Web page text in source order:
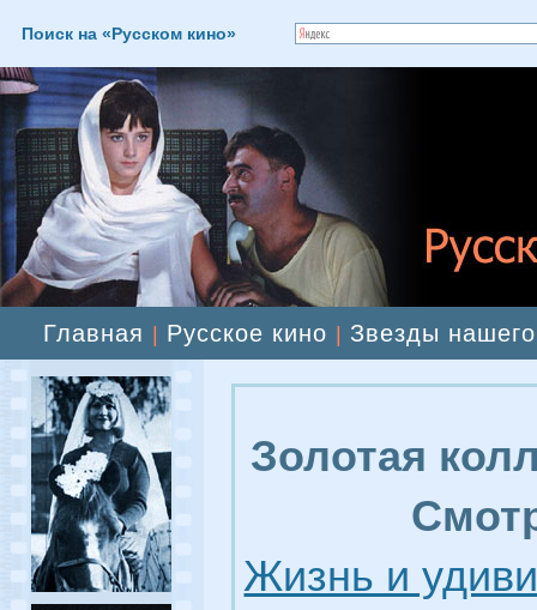
Поиск на «Русском кино»
Главная Русское кино Звезды
Золотая
Жизнь и